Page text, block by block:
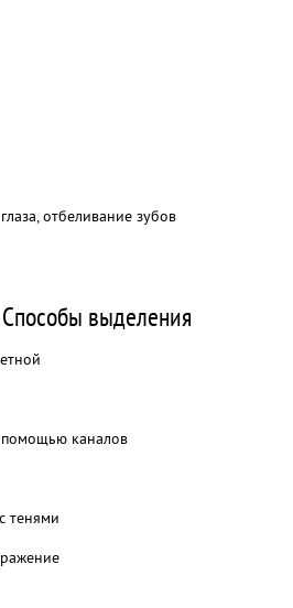
отбеливание зубов
выделения
помощью каналов
тенями